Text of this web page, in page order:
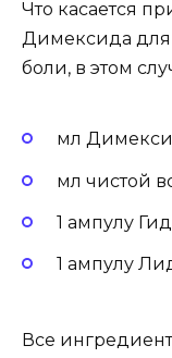
Что касается
Димексида для
боли, в этом
мл
мл чистой
1 ампулу
1 ампулу
Все